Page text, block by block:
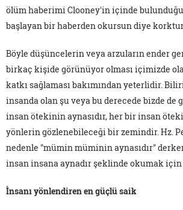
ölüm haberimi Clooney'in içinde
başlayan bir haberden okursun diye
Böyle düşüncelerin veya arzuların ender
birkaç kişide görünüyor olması içimizde
katkı sağlaması bakımından yeterlidir.
insanda olan şu veya bu derecede bizde de
insan ötekinin aynasıdır, her bir insan
yönlerin gözlenebileceği bir zemindir. Hz.
nedenle "mümin müminin aynasıdır"
insan insana aynadır şeklinde okumak
İnsanı yönlendiren en güçlü saik